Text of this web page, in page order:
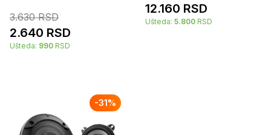
3.630RSD
2.640 RSD
Ušteda: 990 RSD
12.160 RSD
Ušteda: 5.800 RSD
-31%